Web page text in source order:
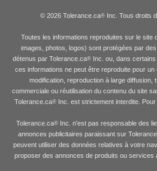
© 2026 Tolerance.ca®Inc. Tous droits
Toutes les informations reproduites sur le site
images, photos, logos) sont protégées par
détenus par Tolerance.ca® Inc. ou, dans
ces informations ne peut être reproduite pour
modification, reproduction à large diffusion,
commerciale ou réutilisation du contenu du site
Tolerance.ca® Inc. est strictement interdite.
Tolerance.ca® Inc. n'est pas responsable des
annonces publicitaires paraissant sur
peuvent utiliser des données relatives à votre
proposer des annonces de produits ou services